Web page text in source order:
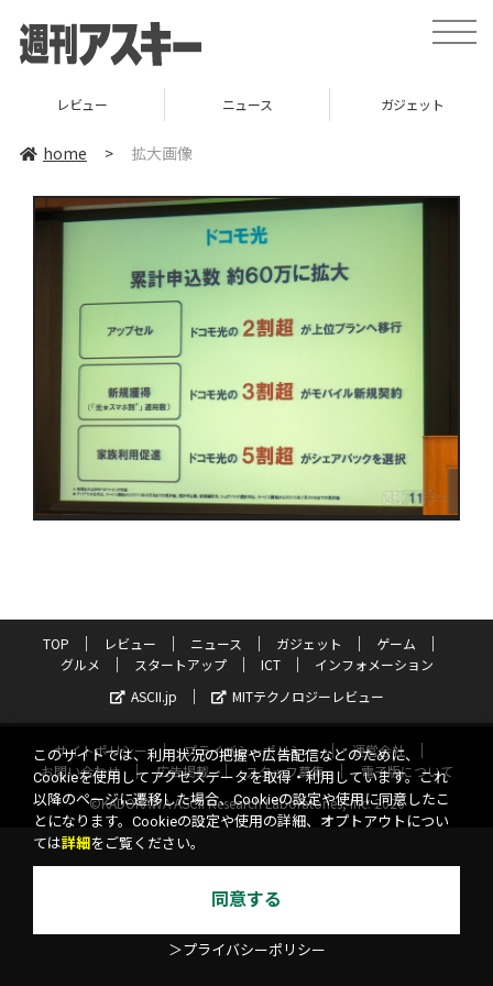
toggle
レビュー ニュース ガジェット
home > 拡大画像
TOP レビュー ニュース ガジェット
ゲーム
グルメ
スタートアップ ICT
インフォメーション
ASCII.jp
MITテクノロジーレビュー
サイトポリシー プライバシーポリシー
運営会社
お問い合わせ
広告掲載 スタッフ募集
電子版について
©KADOKAWA ASCII Research Laboratories, Inc. 2026
このサイトでは、利用状況の把握や広告配信などのために、
Cookieを使用してアクセスデータを取得・利用しています。これ
以降のページに遷移した場合、Cookieの設定や使用に同意したこ
とになります。Cookieの設定や使用の詳細、オプトアウトについ
ては詳細 をご覧ください。
同意する
＞プライバシーポリシー